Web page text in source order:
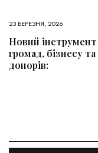
23 БЕРЕЗНЯ, 2026
Новий
громад, бізнесу та
донорів: